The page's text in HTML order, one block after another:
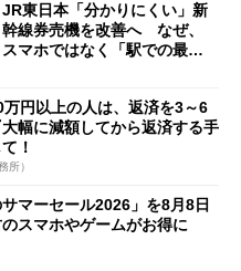
JR東日本「分かりにくい」新
幹線券売機を改善へ なぜ、
スマホではなく「駅での最短
円以上の人は、返済を3～6
幅に減額してから返済する手
！
所）
マーセール2026」を8月8日
スマホやゲームがお得に